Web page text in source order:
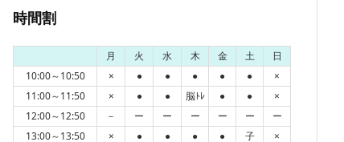
時間割
月 火 水 木 金 土
日
10:00～10:50
× ● ● ● ● ●
×
11:00～11:50
× ● ● 脳ﾄﾚ ● ●
×
12:00～12:50
－ ー ー ー ー ー
ー
13:00～13:50
× ● ● ● ● 子
×